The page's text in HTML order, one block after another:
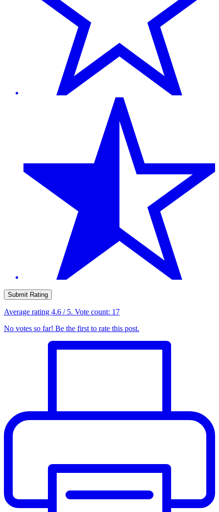
Submit Rating
Average rating 4.6 / 5. Vote count: 17
No votes so far! Be the first to rate this post.